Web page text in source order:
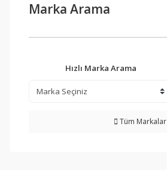
Marka Arama
Hızlı Marka Arama
Tüm Markalar